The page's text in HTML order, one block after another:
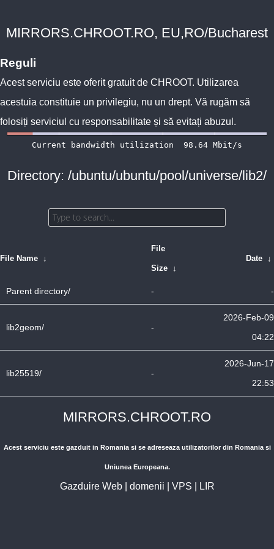
MIRRORS.CHROOT.RO, EU,RO/Bucharest
Reguli
Acest serviciu este oferit gratuit de CHROOT. Utilizarea
acestuia constituie un privilegiu, nu un drept. Vă rugăm să
folosiți serviciul cu responsabilitate și să evitați abuzul.
Directory: /ubuntu/ubuntu/pool/universe/lib2/
File Name ↓
File
Size ↓
Date ↓
Parent directory/ - -
lib2geom/ -
2026-Feb-09
04:22
lib25519/ -
2026-Jun-17
22:53
MIRRORS.CHROOT.RO
Acest serviciu este gazduit in Romania si se adreseaza utilizatorilor din Romania si
Uniunea Europeana.
Gazduire Web| domenii VPS LIR